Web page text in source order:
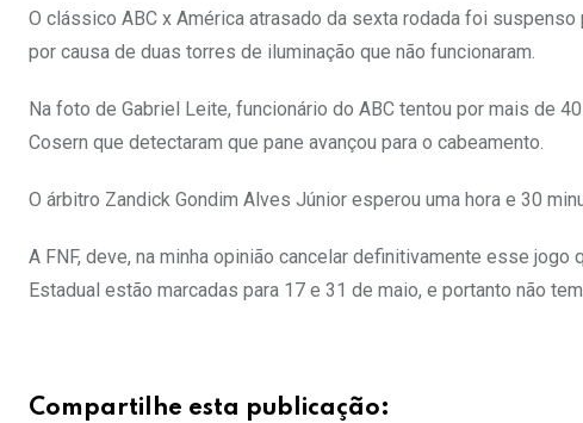
O clássico ABC x América atrasado da sexta rodada foi
por causa de duas torres de iluminação que não funcionaram.
Na foto de Gabriel Leite, funcionário do ABC tentou por mais de
Cosern que detectaram que pane avançou para o cabeamento.
O árbitro Zandick Gondim Alves Júnior esperou uma hora e 30
A FNF, deve, na minha opinião cancelar definitivamente esse
Estadual estão marcadas para 17 e 31 de maio, e portanto não
Compartilhe esta publicação: